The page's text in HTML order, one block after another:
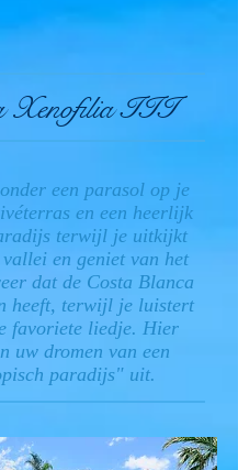
Xenofilia III
een parasol op je
en een heerlijk
terwijl je uitkijkt
en geniet van het
dat de Costa Blanca
heeft, terwijl je luistert
favoriete liedje. Hier
uw dromen van een
paradijs" uit.